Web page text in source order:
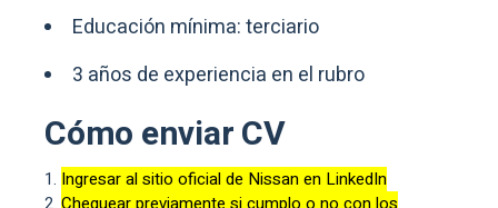
Educación mínima: terciario
3 años de experiencia en el rubro
Cómo enviar CV
Ingresar al sitio oficial de Nissan en LinkedIn